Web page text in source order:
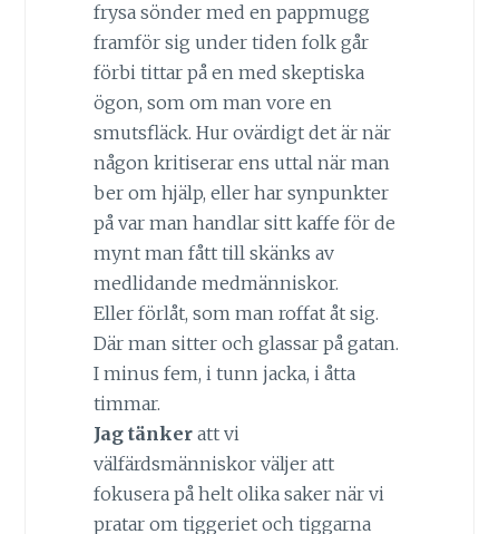
frysa sönder med en pappmugg
framför sig under tiden folk går
förbi tittar på en med skeptiska
ögon, som om man vore en
smutsfläck. Hur ovärdigt det är när
någon kritiserar ens uttal när man
ber om hjälp, eller har synpunkter
på var man handlar sitt kaffe för de
mynt man fått till skänks av
medlidande medmänniskor.
Eller förlåt, som man roffat åt sig.
Där man sitter och glassar på gatan.
I minus fem, i tunn jacka, i åtta
timmar.
Jag tänkeratt vi
välfärdsmänniskor väljer att
fokusera på helt olika saker när vi
pratar om tiggeriet och tiggarna